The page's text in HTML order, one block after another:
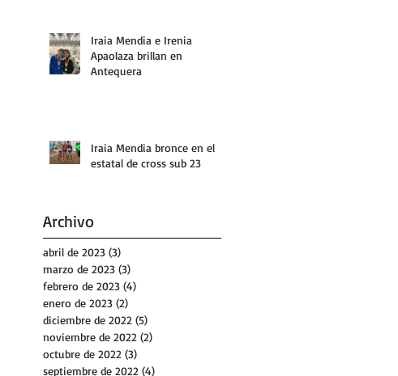
Iraia Mendia e Irenia
Apaolaza brillan en
Antequera
Iraia Mendia bronce en el
estatal de cross sub 23
Archivo
abril de 2023 (3)
marzo de 2023 (3)
febrero de 2023 (4)
enero de 2023 (2)
diciembre de 2022 (5)
noviembre de 2022 (2)
octubre de 2022 (3)
septiembre de 2022 (4)